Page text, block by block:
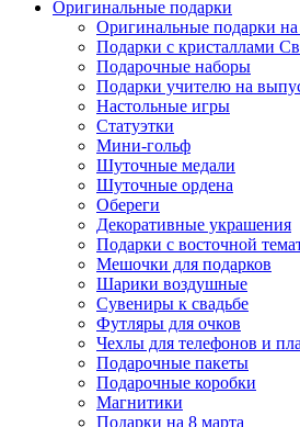
Оригинальные подарки
Оригинальные подарки
Подарки с кристаллами
Подарочные наборы
Подарки учителю на
Настольные игры
Статуэтки
Мини-гольф
Шуточные медали
Шуточные ордена
Обереги
Декоративные украшения
Подарки с восточной
Мешочки для подарков
Шарики воздушные
Сувениры к свадьбе
Футляры для очков
Чехлы для телефонов и
Подарочные пакеты
Подарочные коробки
Магнитики
Подарки на 8 марта